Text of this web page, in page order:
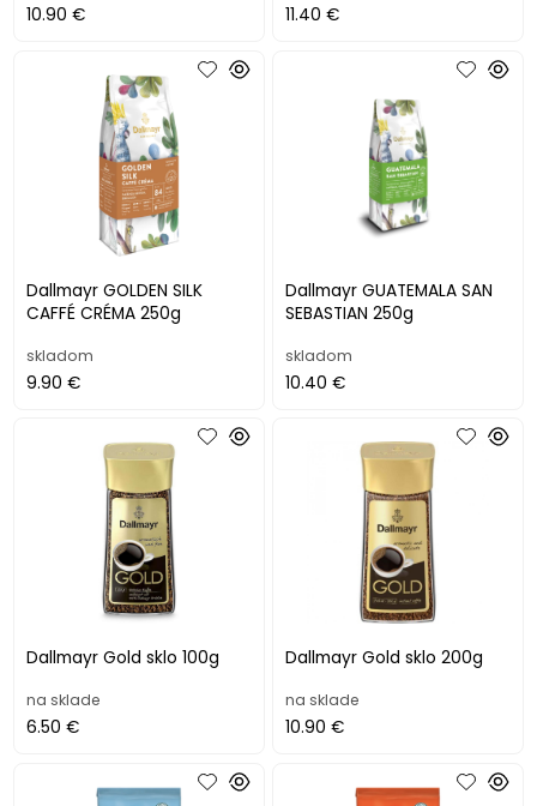
10.90 € 11.40 €
Dallmayr GOLDEN SILK
CAFFÉ CRÉMA 250g
skladom
9.90 €
Dallmayr GUATEMALA SAN
SEBASTIAN 250g
skladom
10.40 €
Dallmayr Gold sklo 100g
na sklade
6.50 €
Dallmayr Gold sklo 200g
na sklade
10.90 €